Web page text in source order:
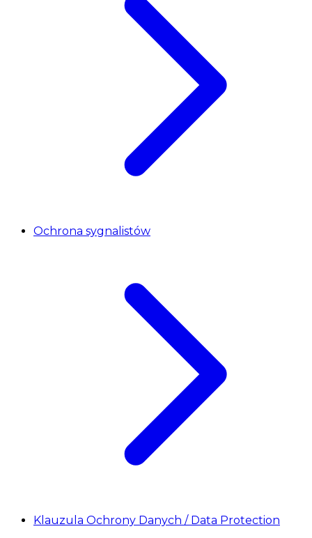
Ochrona sygnalistów
Klauzula Ochrony Danych / Data Protection